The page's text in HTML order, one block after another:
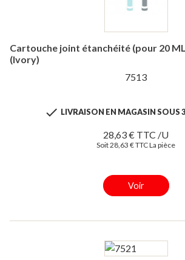
Cartouche joint étanchéité (pour 20
(Ivory)
7513
 LIVRAISON EN MAGASIN SOUS
28,63 € TTC /U
Soit 28,63 € TTC La pièce
Voir